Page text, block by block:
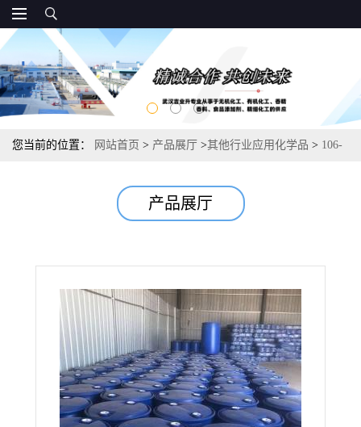
您当前的位置： 网站首页 > 产品展厅 >其他行业应用化学品 > 106-
产品展厅